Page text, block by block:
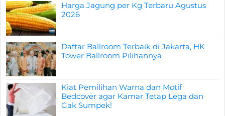
Harga Jagung per Kg Terbaru Agustus
2026
Daftar Ballroom Terbaik di Jakarta, HK
Tower Ballroom Pilihannya
Kiat Pemilihan Warna dan Motif
Bedcover agar Kamar Tetap Lega dan
Gak Sumpek!